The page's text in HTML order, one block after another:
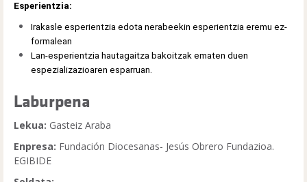
Esperientzia:
Irakasle esperientzia edota nerabeekin esperientzia eremu ez-
formalean
Lan-esperientzia hautagaitza bakoitzak ematen duen
espezializazioaren esparruan.
Laburpena
Lekua: Gasteiz Araba
Enpresa: Fundación Diocesanas- Jesús Obrero Fundazioa.
EGIBIDE